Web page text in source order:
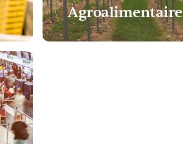
Agroalimentaire